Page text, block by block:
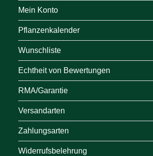
Mein Konto
Pflanzenkalender
Wunschliste
Echtheit von Bewertungen
RMA/Garantie
Versandarten
Zahlungsarten
Widerrufsbelehrung